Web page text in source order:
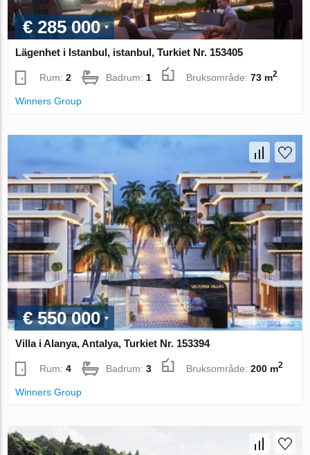
€ 285 000
Lägenhet i Istanbul, istanbul, Turkiet Nr. 153405
Rum:2 Badrum: 1 Bruksområde:73 m2
Winners Group
€ 550 000
Villa i Alanya, Antalya, Turkiet Nr. 153394
Rum:4 Badrum:3 Bruksområde:200 m2
Winners Group